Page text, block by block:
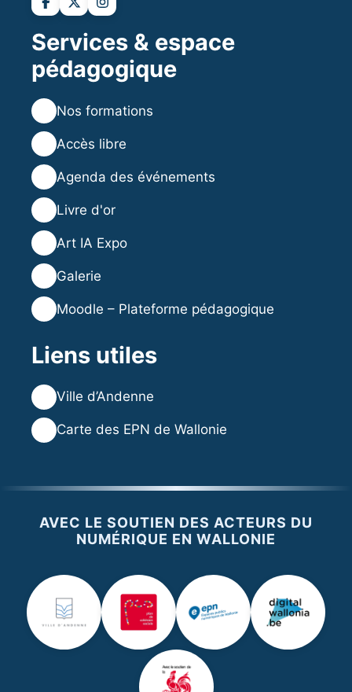
Services & espace
pédagogique
Nos formations
Accès libre
Agenda des événements
Livre d'or
Art IA Expo
Galerie
Moodle – Plateforme pédagogique
Liens utiles
Ville d’Andenne
Carte des EPN de Wallonie
AVEC LE SOUTIEN DES ACTEURS DU
NUMÉRIQUE EN WALLONIE